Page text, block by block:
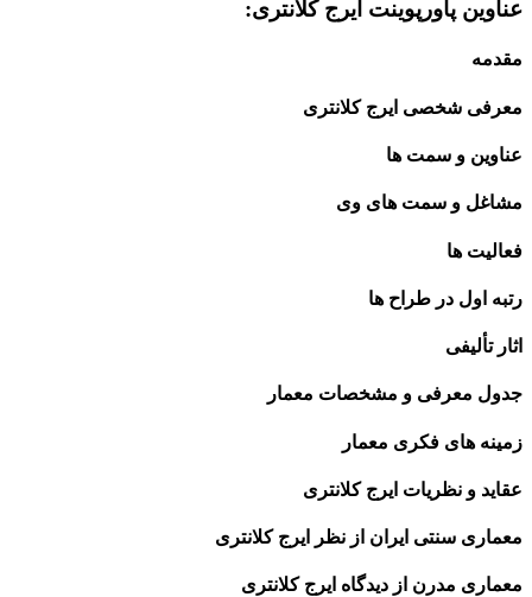
عناوین پاورپوینت ایرج کلانتری:
مقدمه
معرفی شخصی ایرج کلانتری
عناوین و سمت ها
مشاغل و سمت های وی
فعالیت ها
رتبه اول در طراح ها
اثار تألیفی
جدول معرفی و مشخصات معمار
زمینه های فکری معمار
عقاید و نظریات ایرج کلانتری
معماری سنتی ایران از نظر ایرج کلانتری
معماری مدرن از دیدگاه ایرج کلانتری